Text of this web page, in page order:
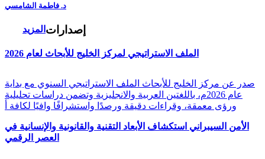
د. فاطمة الشامسي
المزيد إصدارات
الملف الاستراتيجي لمركز الخليج للأبحاث لعام 2026
صدر عن مركز الخليج للأبحاث الملف الاستراتيجي السنوي مع بداية
عام 2026م، باللغتين العربية والانجليزية وتضمن دراسات تحليلية
ورؤى معمقة، وقراءات دقيقة ورصدًا واستشرافًا وافيًا لكافة أ
الأمن السيبراني استكشاف الأبعاد التقنية والقانونية والإنسانية في
العصر الرقمي